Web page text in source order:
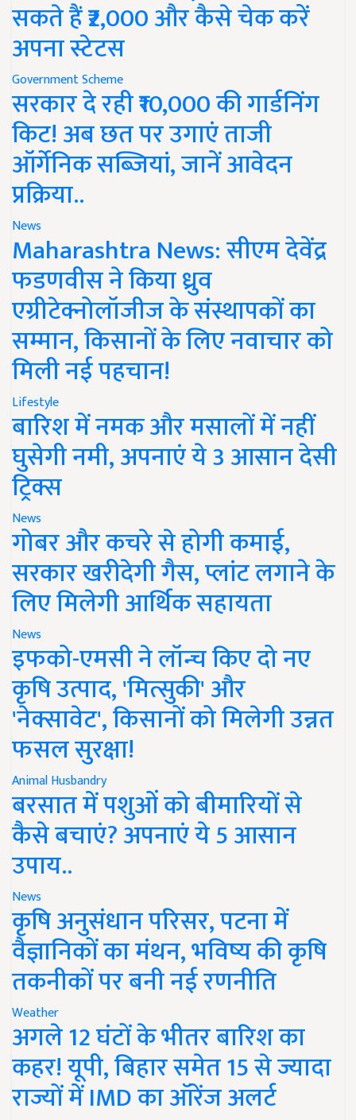
सकते हैं ₹2,000 और कैसे चेक करें
अपना स्टेटस
Government Scheme
सरकार दे रही ₹10,000 की गार्डनिंग
किट! अब छत पर उगाएं ताजी
ऑर्गेनिक सब्जियां, जानें आवेदन
प्रक्रिया..
News
Maharashtra News: सीएम देवेंद्र
फडणवीस ने किया ध्रुव
एग्रीटेक्नोलॉजीज के संस्थापकों का
सम्मान, किसानों के लिए नवाचार को
मिली नई पहचान!
Lifestyle
बारिश में नमक और मसालों में नहीं
घुसेगी नमी, अपनाएं ये 3 आसान देसी
ट्रिक्स
News
गोबर और कचरे से होगी कमाई,
सरकार खरीदेगी गैस, प्लांट लगाने के
लिए मिलेगी आर्थिक सहायता
News
इफको-एमसी ने लॉन्च किए दो नए
कृषि उत्पाद, 'मित्सुकी' और
'नेक्सावेट', किसानों को मिलेगी उन्नत
फसल सुरक्षा!
Animal Husbandry
बरसात में पशुओं को बीमारियों से
कैसे बचाएं? अपनाएं ये 5 आसान
उपाय..
News
कृषि अनुसंधान परिसर, पटना में
वैज्ञानिकों का मंथन, भविष्य की कृषि
तकनीकों पर बनी नई रणनीति
Weather
अगले 12 घंटों के भीतर बारिश का
कहर! यूपी, बिहार समेत 15 से ज्यादा
राज्यों में IMD का ऑरेंज अलर्ट